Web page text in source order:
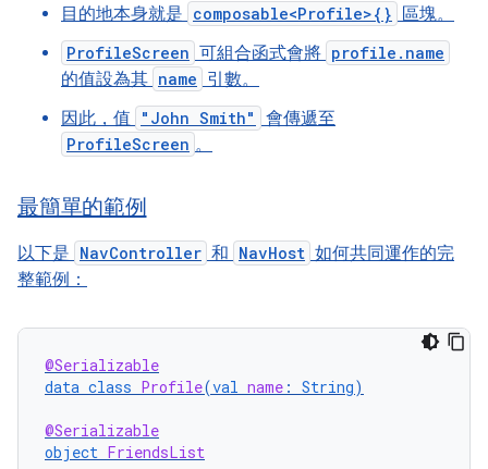
目的地本身就是 composable<Profile>{} 區塊。
ProfileScreen 可組合函式會將 profile.name
的值設為其 name 引數。
因此，值 "John Smith" 會傳遞至
ProfileScreen 。
最簡單的範例
以下是 NavController 和 NavHost 如何共同運作的完
整範例：
@Serializable
data class Profile(val name : String)
@Serializable
object FriendsList